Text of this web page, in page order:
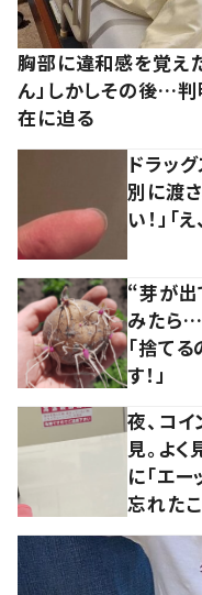
胸部に違和感を覚え
ん」しかしその後…
在に迫る
ドラッ
別に渡
い！」「
“芽が出
みたら
「捨て
す！」
夜、コ
見。よ
に「エー
忘れたこ